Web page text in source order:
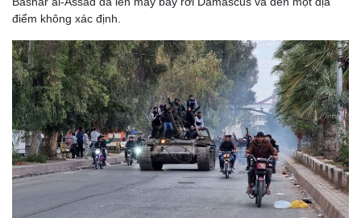
điểm không xác định.